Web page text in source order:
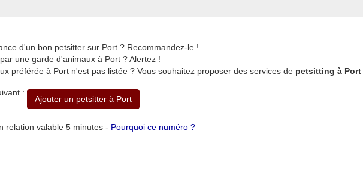
d'un bon petsitter sur Port ? Recommandez-le !
une garde d'animaux à Port ? Alertez !
préférée à Port n'est pas listée ? Vous souhaitez proposer des services de petsitting à Port
:
Ajouter un petsitter à Port
relation valable 5 minutes - Pourquoi ce numéro ?